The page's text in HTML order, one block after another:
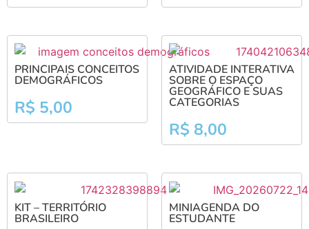
PRINCIPAIS CONCEITOS
DEMOGRÁFICOS
R$ 5,00
ATIVIDADE INTERATIVA
SOBRE O ESPAÇO
GEOGRÁFICO E SUAS
CATEGORIAS
R$ 8,00
KIT – TERRITÓRIO
BRASILEIRO
MINIAGENDA DO
ESTUDANTE